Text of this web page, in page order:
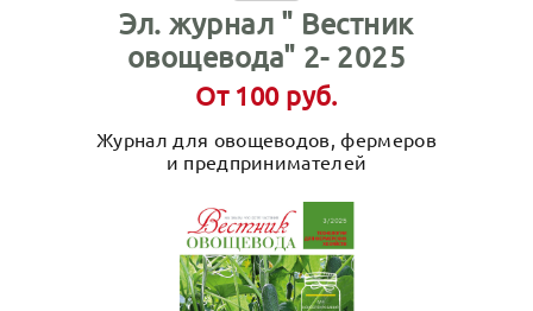
Эл. журнал " Вестник
овощевода" 2- 2025
От 100 руб.
Журнал для овощеводов, фермеров
и предпринимателей